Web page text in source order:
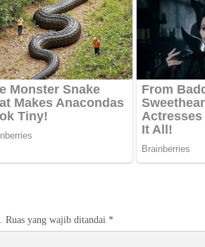
Ruas yang wajib ditandai *